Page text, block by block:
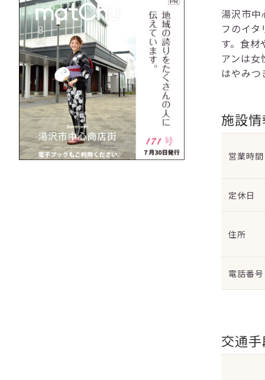
湯沢市
フのイ
す。食材
アンは女
はやみつ
施設
営業時間
定休日
住所
電話番号
交通